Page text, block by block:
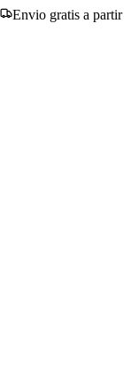
Envio gratis a partir